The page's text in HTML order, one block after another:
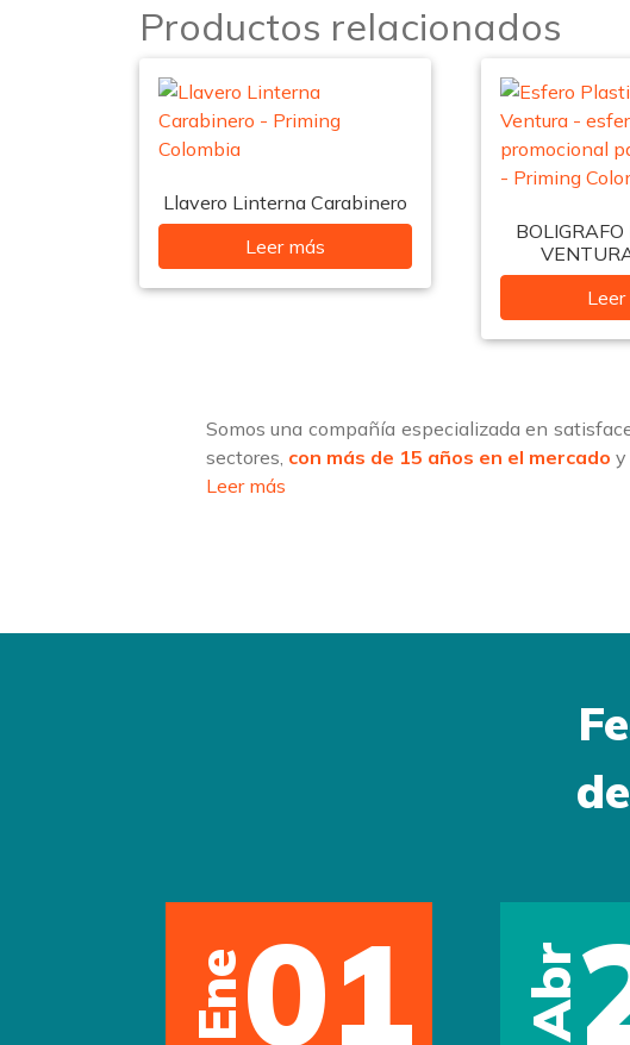
Productos relacionados
Llavero Linterna Carabinero
Leer más
Leer
Somos una compañía especializada en
sectores, con más de 15 años en el mercado y
Leer más
Ene01 Abr